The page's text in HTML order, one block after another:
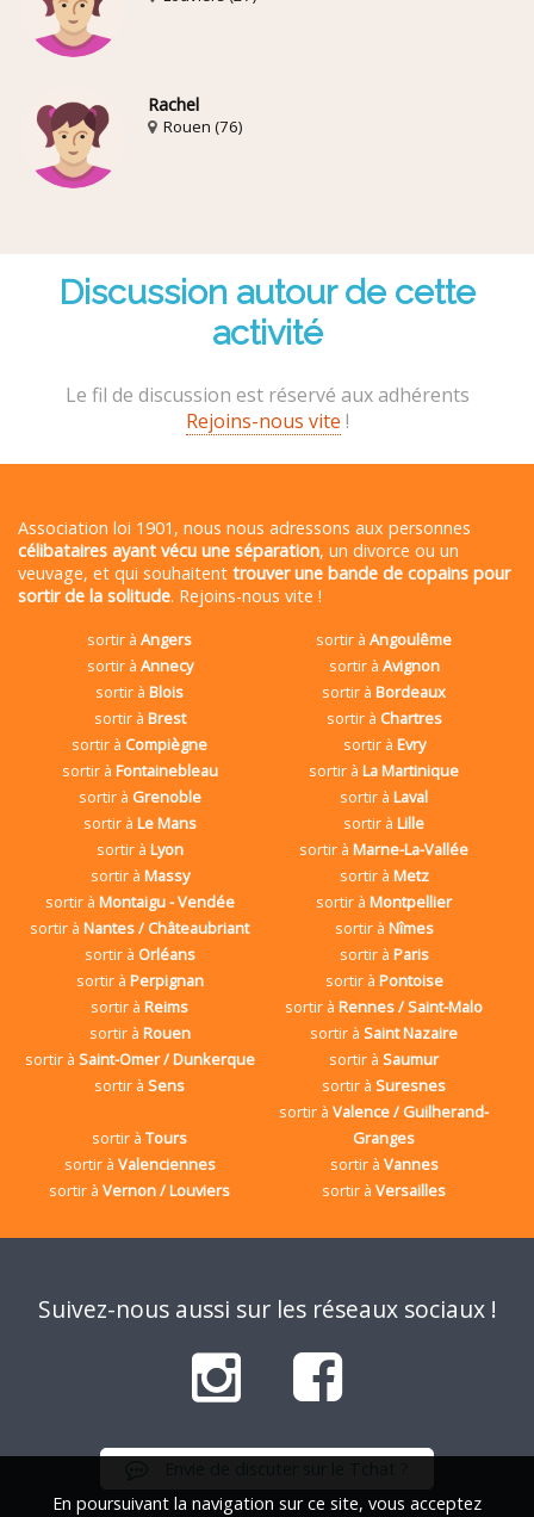
Rachel
Rouen (76)
Discussion autour de cette
activité
Le fil de discussion est réservé aux adhérents
Rejoins-nous vite !
Association loi 1901, nous nous adressons aux personnes
célibataires ayant vécu une séparation, un divorce ou un
veuvage, et qui souhaitent trouver une bande de copains pour
sortir de la solitude. Rejoins-nous vite !
sortir àAngers sortir àAngoulême
sortir à Annecy sortir à Avignon
sortir àBlois sortir àBordeaux
sortir à Brest sortir à Chartres
sortir à Compiègne sortir à Evry
sortir à Fontainebleau sortir àLa Martinique
sortir à Grenoble sortir àLaval
sortir à Le Mans sortir àLille
sortir à Lyon sortir àMarne-La-Vallée
sortir à Massy sortir à Metz
sortir à Montaigu - Vendée sortir àMontpellier
sortir àNantes / Châteaubriant sortir à Nîmes
sortir à Orléans sortir à Paris
sortir à Perpignan sortir à Pontoise
sortir àReims sortir àRennes / Saint-Malo
sortir à Rouen sortir àSaint Nazaire
sortir à Saint-Omer / Dunkerque sortir àSaumur
sortir àSens sortir àSuresnes
sortir àTours
sortir àValence / Guilherand-
Granges
sortir à Valenciennes sortir à Vannes
sortir àVernon / Louviers sortir àVersailles
Suivez-nous aussi sur les réseaux sociaux !
En poursuivant la navigation sur ce site, vous acceptez